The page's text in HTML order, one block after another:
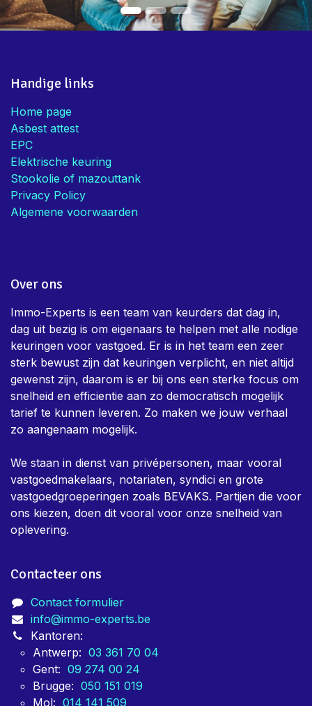
Handige links
Home page
Asbest attest
EPC
Elektrische keuring
Stookolie of mazouttank
Privacy Policy
Algemene voorwaarden
Over ons
Immo-Experts is een team van keurders dat dag in,
dag uit bezig is om eigenaars te helpen met alle nodige
keuringen voor vastgoed. Er is in het team een zeer
sterk bewust zijn dat keuringen verplicht, en niet altijd
gewenst zijn, daarom is er bij ons een sterke focus om
snelheid en efficientie aan zo democratisch mogelijk
tarief te kunnen leveren. Zo maken we jouw verhaal
zo aangenaam mogelijk.
We staan in dienst van privépersonen, maar vooral
vastgoedmakelaars, notariaten, syndici en grote
vastgoedgroeperingen zoals BEVAKS. Partijen die voor
ons kiezen, doen dit vooral voor onze snelheid van
oplevering.
Contacteer ons
Contact formulier
info@immo-experts.be
Kantoren:
Antwerp: 03 361 70 04
Gent: 09 274 00 24
Brugge: 050 151 019
Mol: 014 141 509